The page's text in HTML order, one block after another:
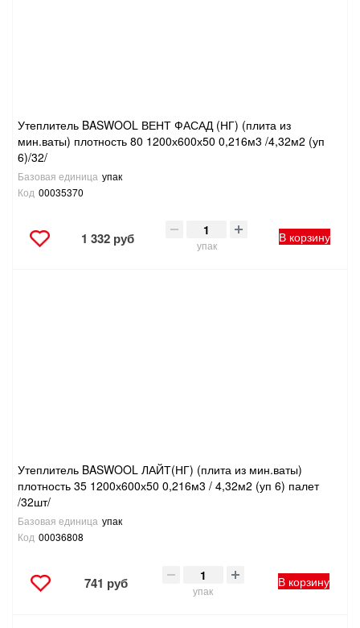
Утеплитель BASWOOL ВЕНТ ФАСАД (НГ) (плита из
мин.ваты) плотность 80 1200х600х50 0,216м3 /4,32м2 (уп
6)/32/
Базовая единица упак
Код 00035370
1 332 руб упак
В корзину
Утеплитель BASWOOL ЛАЙТ(НГ) (плита из мин.ваты)
плотность 35 1200х600х50 0,216м3 / 4,32м2 (уп 6) палет
/32шт/
Базовая единица упак
Код 00036808
741 руб упак
В корзину